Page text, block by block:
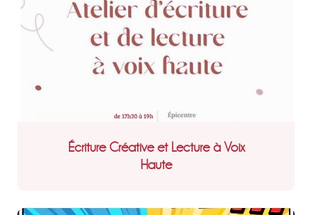
Écriture Créative et Lecture à Voix
Haute